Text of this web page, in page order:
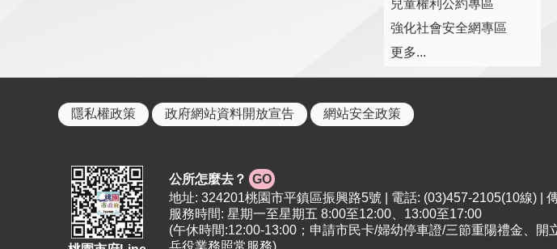
兒童權利公約專區
強化社會安全網專區
更多...
隱私權政策 政府網站資料開放宣告 網站安全政策
公所怎麼去？
GO
地址: 324201桃園市平鎮區振興路5號 | 電話: (03)457-2105(10線) |
服務時間: 星期一至星期五 8:00至12:00、13:00至17:00
(午休時間:12:00-13:00；申請市民卡/婦幼停車證/三節重陽禮金、
兵役業務照常服務)